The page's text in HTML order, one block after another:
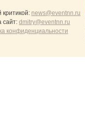
news@eventnn.ru
сайт: dmitry@eventnn.ru
конфиденциальности